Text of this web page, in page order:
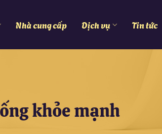
Nhà cung cấp Dịch vụ Tin tức
khỏe mạnh